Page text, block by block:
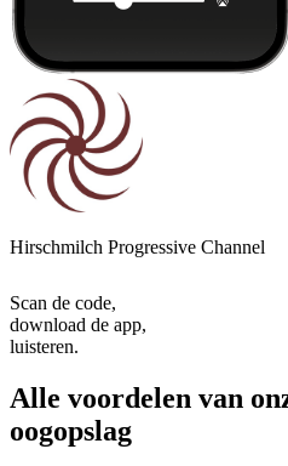
Hirschmilch Progressive Channel
Scan de code,
download de app,
luisteren.
Alle voordelen van
oogopslag